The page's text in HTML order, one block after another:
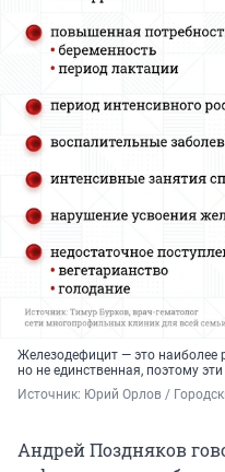
Железодефицит — это наиболее
но не единственная, поэтому
Источник: Юрий Орлов /
Андрей Поздняков